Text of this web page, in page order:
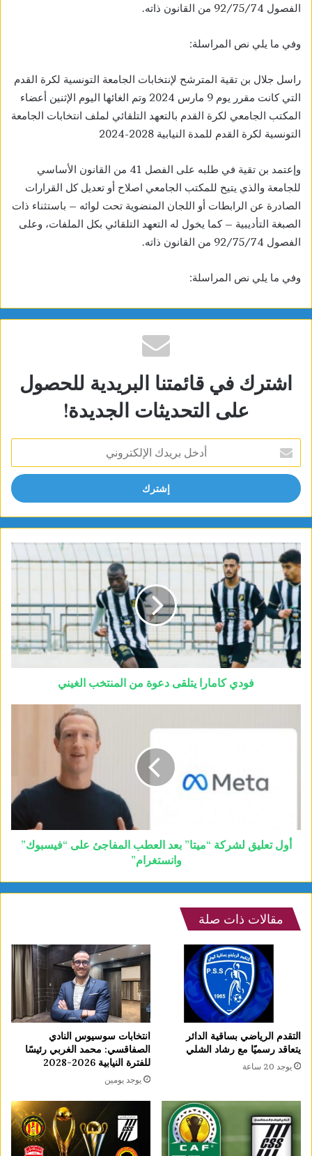
الفصول 92/75/74 من القانون ذاته.
وفي ما يلي نص المراسلة:
راسل جلال بن تقية المترشح لإنتخابات الجامعة التونسية لكرة القدم
التي كانت مقرر يوم 9 مارس 2024 وتم الغائها اليوم الإثنين أعضاء
المكتب الجامعي لكرة القدم بالتعهد التلقائي لملف انتخابات الجامعة
التونسية لكرة القدم للمدة النيابية 2028-2024
وإعتمد بن تقية في طلبه على الفصل 41 من القانون الأساسي
للجامعة والذي يتيح للمكتب الجامعي اصلاح أو تعديل كل القرارات
الصادرة عن الرابطات أو اللجان المنضوية تحت لوائه – باستثناء ذات
الصبغة التأديبية – كما يخول له التعهد التلقائي بكل الملفات، وعلى
الفصول 92/75/74 من القانون ذاته.
وفي ما يلي نص المراسلة:
اشترك في قائمتنا البريدية للحصول
على التحديثات الجديدة!
بريدك
الإلكتروني
فودي كامارا يتلقى دعوة من المنتخب الغيني
أول تعليق لشركة “ميتا” بعد العطب المفاجئ على “فيسبوك”
وانستغرام”
مقالات ذات صلة
التقدم الرياضي بساقية الدائر
يتعاقد رسميًا مع رشاد الشلي
يوجد 20 ساعة
انتخابات سوسيوس النادي
الصفاقسي: محمد الغربي رئيسًا
للفترة النيابية 2026-2028
يوجد يومين